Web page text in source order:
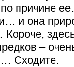
причине
и она
Короче,
–
Сходите.